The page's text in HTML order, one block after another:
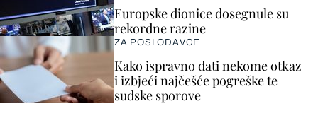
Europske dionice dosegnule su
rekordne razine
ZA POSLODAVCE
Kako ispravno dati nekome otkaz
i izbjeći najčešće pogreške te
sudske sporove